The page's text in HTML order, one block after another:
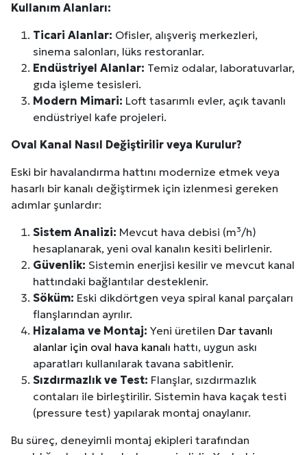
Kullanım Alanları:
Ticari Alanlar: Ofisler, alışveriş merkezleri,
sinema salonları, lüks restoranlar.
Endüstriyel Alanlar: Temiz odalar, laboratuvarlar,
gıda işleme tesisleri.
Modern Mimari: Loft tasarımlı evler, açık tavanlı
endüstriyel kafe projeleri.
Oval Kanal Nasıl Değiştirilir veya Kurulur?
Eski bir havalandırma hattını modernize etmek veya
hasarlı bir kanalı değiştirmek için izlenmesi gereken
adımlar şunlardır:
Sistem Analizi: Mevcut hava debisi (m³/h)
hesaplanarak, yeni oval kanalın kesiti belirlenir.
Güvenlik: Sistemin enerjisi kesilir ve mevcut kanal
hattındaki bağlantılar desteklenir.
Söküm: Eski dikdörtgen veya spiral kanal parçaları
flanşlarından ayrılır.
Hizalama ve Montaj: Yeni üretilen Dar tavanlı
alanlar için oval hava kanalı hattı, uygun askı
aparatları kullanılarak tavana sabitlenir.
Sızdırmazlık ve Test: Flanşlar, sızdırmazlık
contaları ile birleştirilir. Sistemin hava kaçak testi
(pressure test) yapılarak montaj onaylanır.
Bu süreç, deneyimli montaj ekipleri tarafından